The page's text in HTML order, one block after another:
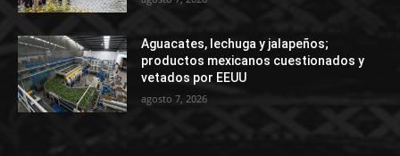
Aguacates, lechuga y jalapeños;
productos mexicanos cuestionados y
vetados por EEUU
agosto 7, 2026